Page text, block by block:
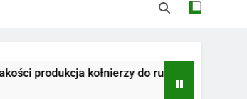
kołnierzy do rur Radiotelefony
3 Miesiące Ago